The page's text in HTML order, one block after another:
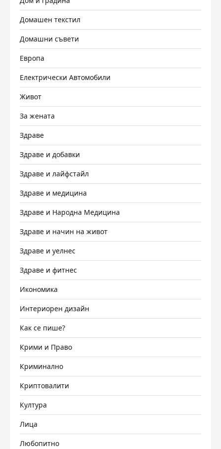
Домашен текстил
Домашни съвети
Европа
Електрически Автомобили
Живот
За жената
Здраве
Здраве и добавки
Здраве и лайфстайл
Здраве и медицина
Здраве и Народна Медицина
Здраве и начин на живот
Здраве и уелнес
Здраве и фитнес
Икономика
Интериорен дизайн
Как се пише?
Крими и Право
Криминално
Криптовалити
Култура
Лица
Любопитно